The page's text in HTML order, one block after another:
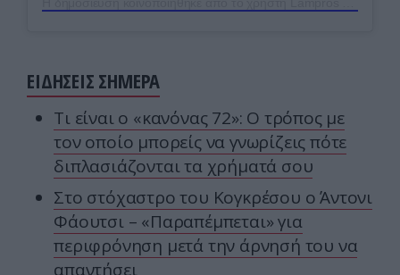
ΕΙΔΗΣΕΙΣ ΣΗΜΕΡΑ
Τι είναι ο «κανόνας 72»: Ο τρόπος με
τον οποίο μπορείς να γνωρίζεις πότε
διπλασιάζονται τα χρήματά σου
Στο στόχαστρο του Κογκρέσου ο Άντονι
Φάουτσι – «Παραπέμπεται» για
περιφρόνηση μετά την άρνησή του να
απαντήσει